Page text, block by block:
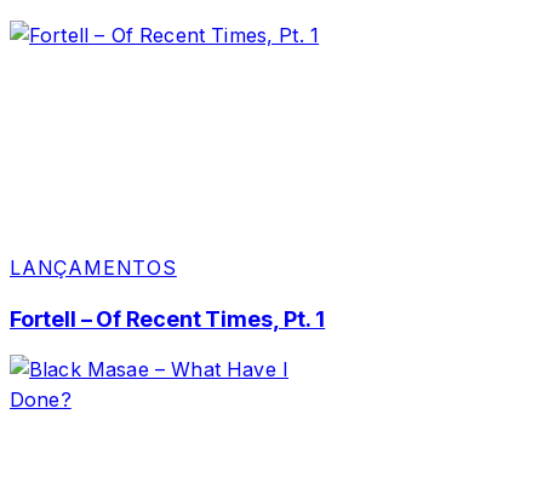
LANÇAMENTOS
Fortell – Of Recent Times, Pt. 1